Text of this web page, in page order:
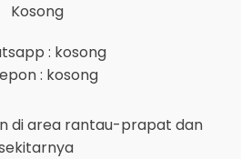
Kosong
: kosong
: kosong
di area rantau-prapat dan